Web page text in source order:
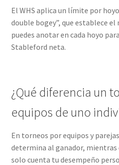
El WHS aplica un límite por
double bogey”, que establece
puedes anotar en cada hoyo
Stableford neta.
¿Qué diferencia un
equipos de uno
En torneos por equipos y
determina al ganador, mientras
solo cuenta tu desempeño